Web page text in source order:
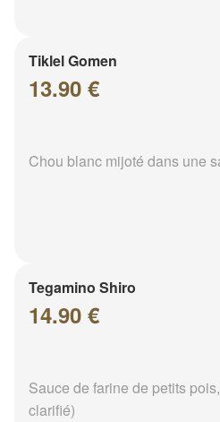
Tiklel Gomen
13.90 €
Chou blanc mijoté dans une
Tegamino Shiro
14.90 €
Sauce de farine de petits
clarifié)